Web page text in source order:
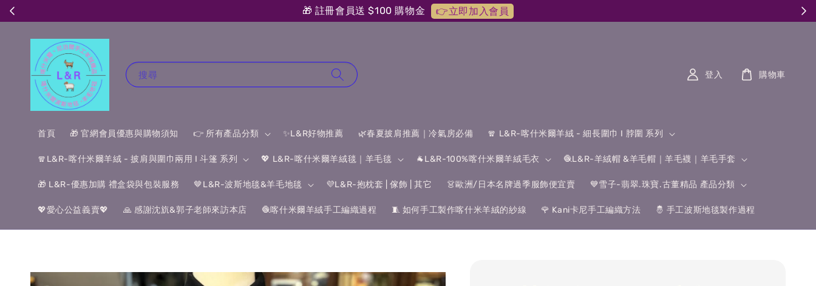
🎁 註冊會員送 $100 購物金 👉立即加入會員
搜尋
首頁 🎁 官網會員優惠與購物須知 👉 所有產品分類 ✨L&R好物推薦 🌿春夏披肩推薦｜冷氣房必備 🧣 L&R-喀什米爾羊絨 - 細長圍巾 I 脖圍 系列
🧣L&R-喀什米爾羊絨 - 披肩與圍巾兩用 I 斗篷 系列 💖 L&R-喀什米爾羊絨毯｜羊毛毯 🐐L&R-100%喀什米爾羊絨毛衣 🧶L&R-羊絨帽 &羊毛帽｜羊毛襪｜羊毛手套
🎁 L&R-優惠加購 禮盒袋與包裝服務 🤎L&R-波斯地毯&羊毛地毯 💜L&R-抱枕套 | 傢飾 | 其它 👗歐洲/日本名牌過季服飾便宜賣 💙雪子-翡翠.珠寶.古董精品 產品分類
💖愛心公益義賣💖 🙏 感謝沈斻&郭子老師來訪本店 🧶喀什米爾羊絨手工編織過程 🧵 如何手工製作喀什米羊絨的紗線 🌹 Kani卡尼手工編織方法 🤴 手工波斯地毯製作過程
登入 購物車